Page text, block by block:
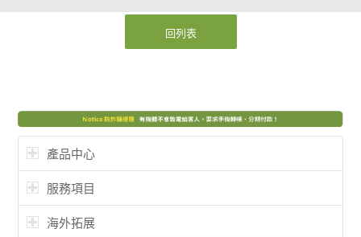
回列表
產品中心
服務項目
海外拓展